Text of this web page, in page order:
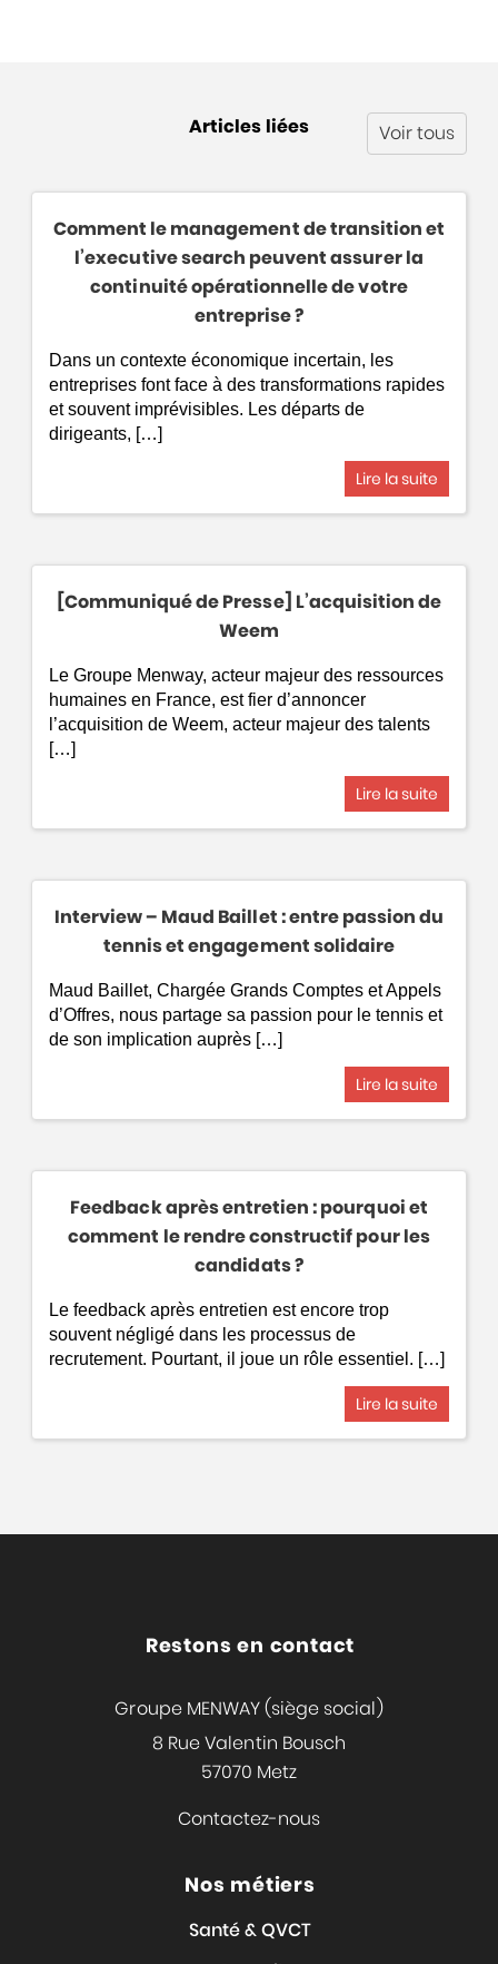
Articles liées Voir tous
Comment le management de transition et
l’executive search peuvent assurer la
continuité opérationnelle de votre
entreprise ?
Dans un contexte économique incertain, les
entreprises font face à des transformations rapides
et souvent imprévisibles. Les départs de
dirigeants, […]
Lire la suite
[Communiqué de Presse] L’acquisition de
Weem
Le Groupe Menway, acteur majeur des ressources
humaines en France, est fier d’annoncer
l’acquisition de Weem, acteur majeur des talents
[…]
Lire la suite
Interview – Maud Baillet : entre passion du
tennis et engagement solidaire
Maud Baillet, Chargée Grands Comptes et Appels
d’Offres, nous partage sa passion pour le tennis et
de son implication auprès […]
Lire la suite
Feedback après entretien : pourquoi et
comment le rendre constructif pour les
candidats ?
Le feedback après entretien est encore trop
souvent négligé dans les processus de
recrutement. Pourtant, il joue un rôle essentiel. […]
Lire la suite
Restons en contact
Groupe MENWAY (siège social)
8 Rue Valentin Bousch
57070 Metz
Contactez-nous
Nos métiers
Santé & QVCT